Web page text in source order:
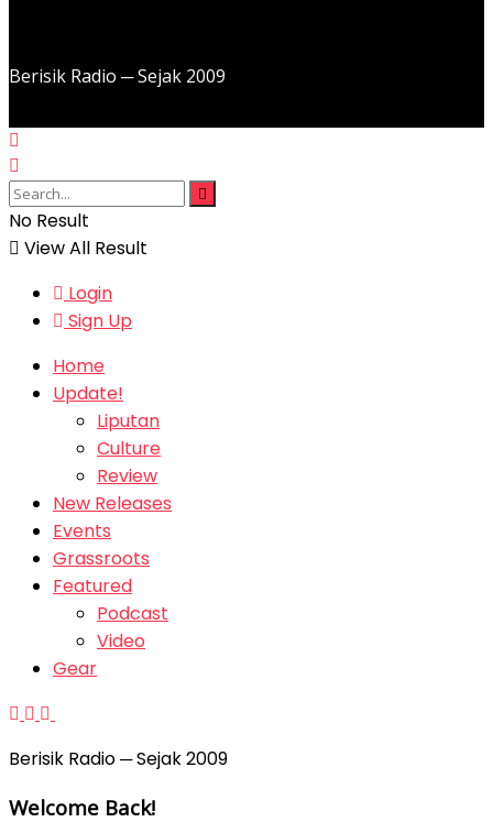
Berisik Radio ─ Sejak 2009
No Result
View All Result
Login
Sign Up
Home
Update!
Liputan
Culture
Review
New Releases
Events
Grassroots
Featured
Podcast
Video
Gear
Berisik Radio ─ Sejak 2009
Welcome Back!